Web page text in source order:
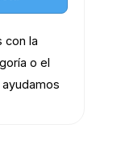
con la
o el